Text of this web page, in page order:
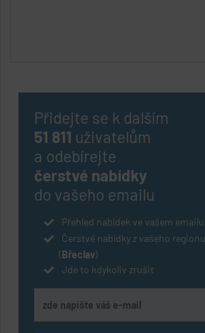
Přidejte se k dalším
51 811 uživatelům
a odebírejte
čerstvé nabídky
do vašeho emailu
Přehled nabídek ve vašem emailu
Čerstvé nabídky z vašeho regionu
(Břeclav)
Jde to kdykoliv zrušit